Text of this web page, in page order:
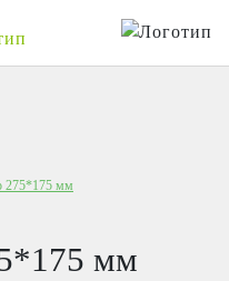
Стаканы,
275*175 мм
мм